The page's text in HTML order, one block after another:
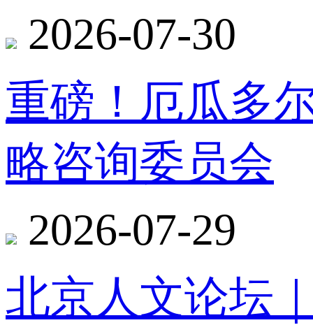
2026-07-30
重磅！厄瓜多
略咨询委员会
2026-07-29
北京人文论坛